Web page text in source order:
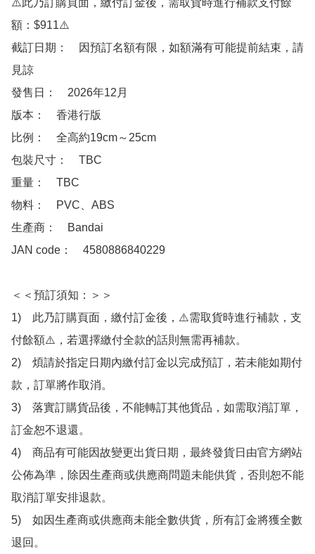
⚠️此乃訂購頁面，繳付訂金後，需取貨時進行補款支付餘
額：$911⚠️
截訂日期：　因預訂名額有限，如額滿有可能提前結束，請
見諒
發售日：　2026年12月
版本：　香港行版
比例：　全高約19cm～25cm
包裝尺寸：　TBC
重量：　TBC
物料：　PVC、ABS
生產商：　Bandai
JAN code：　4580886840229
＜＜預訂須知：＞＞
1)　此乃訂購頁面，繳付訂金後，⚠️需取貨時進行補款，支
付餘額⚠️，若選擇繳付全款的話則無需再補款。
2)　煩請於指定日期內繳付訂金以完成預訂，若未能如期付
款，訂單將作取消。
3)　落實訂購貨品後，不能轉訂其他貨品，如需取消訂單，
訂金恕不退還。
4)　商品有可能因故變更出貨日期，最終發貨日由官方網站
公佈為準，除因生產商或供應商問題未能供貨，否則恕不能
取消訂單安排退款。
5)　如因生產商或供應商未能全數供貨，所有訂金將獲全數
退回。